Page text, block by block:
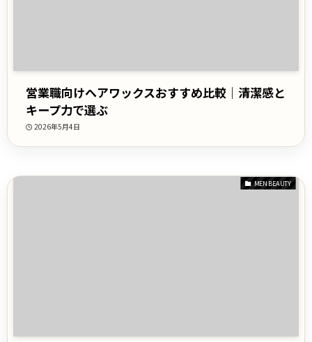
営業職向けヘアワックスおすすめ比較｜清潔感と
キープ力で選ぶ
2026年5月4日
MEN BEAUTY